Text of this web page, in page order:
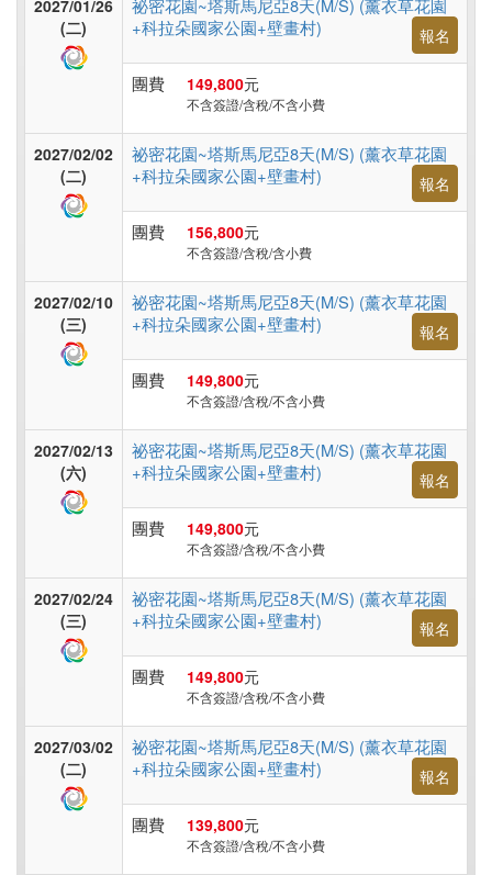
2027/01/26
(二)
祕密花園~塔斯馬尼亞8天(M/S) (薰衣草花園
+科拉朵國家公園+壁畫村)
報名
團費 149,800元
不含簽證/含稅/不含小費
2027/02/02
(二)
祕密花園~塔斯馬尼亞8天(M/S) (薰衣草花園
+科拉朵國家公園+壁畫村)
報名
團費 156,800元
不含簽證/含稅/含小費
2027/02/10
(三)
祕密花園~塔斯馬尼亞8天(M/S) (薰衣草花園
+科拉朵國家公園+壁畫村)
報名
團費 149,800元
不含簽證/含稅/不含小費
2027/02/13
(六)
祕密花園~塔斯馬尼亞8天(M/S) (薰衣草花園
+科拉朵國家公園+壁畫村)
報名
團費 149,800元
不含簽證/含稅/不含小費
2027/02/24
(三)
祕密花園~塔斯馬尼亞8天(M/S) (薰衣草花園
+科拉朵國家公園+壁畫村)
報名
團費 149,800元
不含簽證/含稅/不含小費
2027/03/02
(二)
祕密花園~塔斯馬尼亞8天(M/S) (薰衣草花園
+科拉朵國家公園+壁畫村)
報名
團費 139,800元
不含簽證/含稅/不含小費